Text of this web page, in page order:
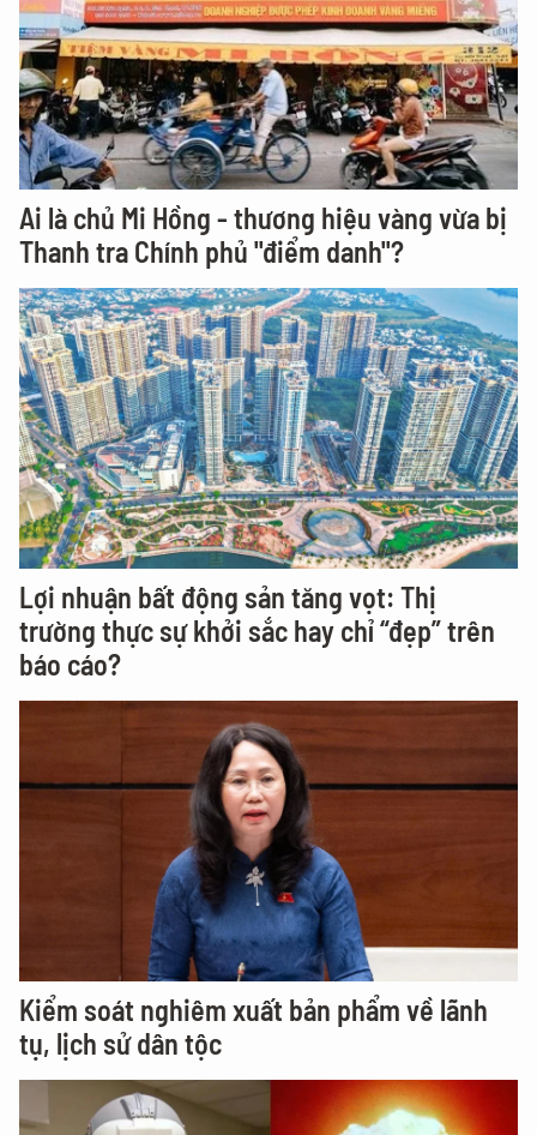
Ai là chủ Mi Hồng - thương hiệu vàng vừa bị
Thanh tra Chính phủ "điểm danh"?
Lợi nhuận bất động sản tăng vọt: Thị
trường thực sự khởi sắc hay chỉ “đẹp” trên
Kiểm soát nghiêm xuất bản phẩm về lãnh
tụ, lịch sử dân tộc